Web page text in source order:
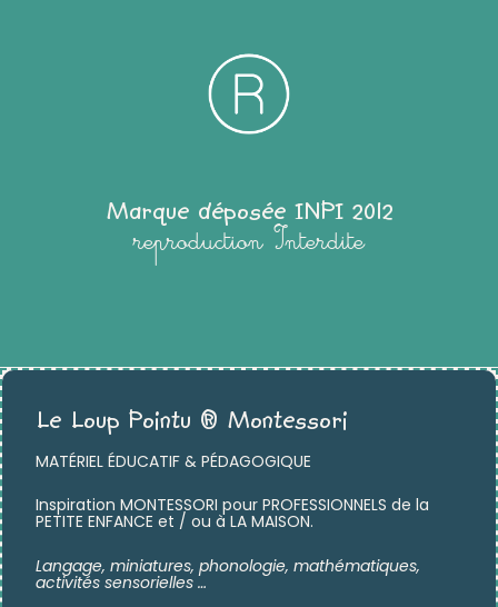
Marque déposée INPI 2012
reproduction Interdite
Le Loup Pointu ® Montessori
MATÉRIEL ÉDUCATIF & PÉDAGOGIQUE
Inspiration MONTESSORI pour PROFESSIONNELS de la
PETITE ENFANCE et / ou à LA MAISON.
Langage, miniatures, phonologie, mathématiques,
activités sensorielles …